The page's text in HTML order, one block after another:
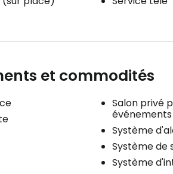
et commodités
Salon privé
Système
Système de
Système